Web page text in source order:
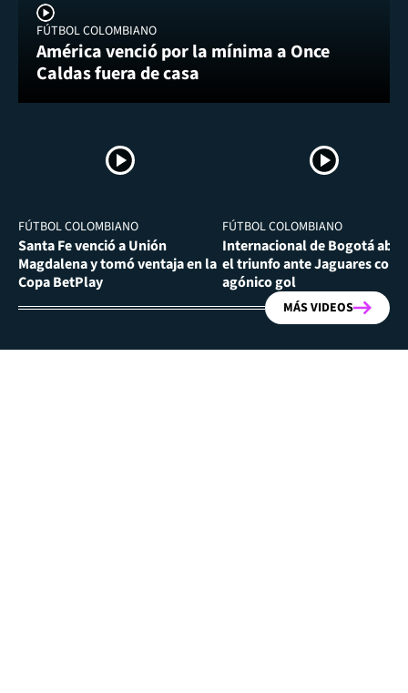
FÚTBOL COLOMBIANO
América venció por la mínima a Once
Caldas fuera de casa
FÚTBOL COLOMBIANO
Santa Fe venció a Unión
Magdalena y tomó ventaja en la
Copa BetPlay
FÚTBOL COLOMBIANO
Internacional de Bogotá
el triunfo ante Jaguares con
agónico gol
MÁS VIDEOS